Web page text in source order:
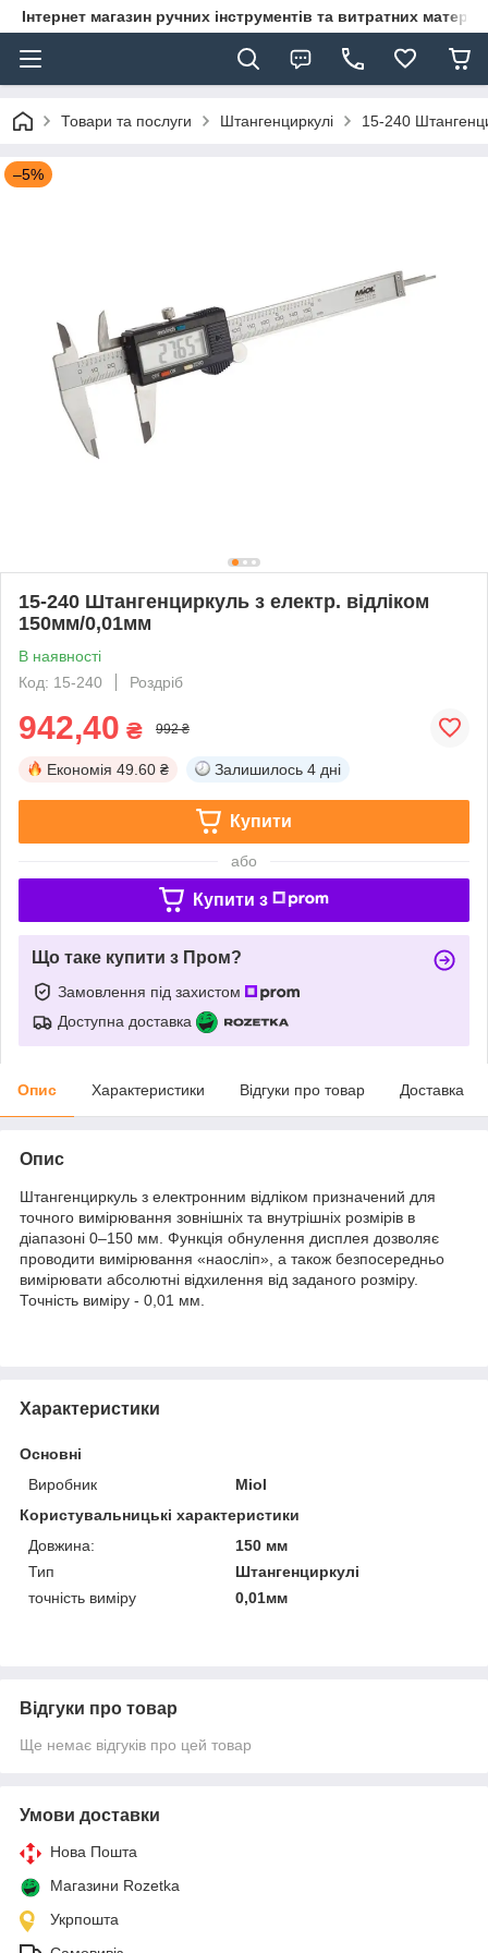
Інтернет магазин ручних інструментів та витратних
Товари та послуги Штангенциркулі 15-240
–5%
15-240 Штангенциркуль з електр. відліком
150мм/0,01мм
В наявності
Код: 15-240
Роздріб
942,40 ₴ 992 ₴
Економія 49.60 ₴ Залишилось 4 дні
Купити
або
Купити з
Що таке купити з Пром?
Замовлення під захистом
Доступна доставка
Опис Характеристики Відгуки про товар Доставка
Опис
Штангенциркуль з електронним відліком призначений для
точного вимірювання зовнішніх та внутрішніх розмірів в
діапазоні 0–150 мм. Функція обнулення дисплея дозволяє
проводити вимірювання «наосліп», а також безпосередньо
вимірювати абсолютні відхилення від заданого розміру.
Точність виміру - 0,01 мм.
Характеристики
Основні
Виробник
Miol
Користувальницькі характеристики
Довжина:
150 мм
Тип
Штангенциркулі
точність виміру
0,01мм
Відгуки про товар
Ще немає відгуків про цей товар
Умови доставки
Нова Пошта
Магазини Rozetka
Укрпошта